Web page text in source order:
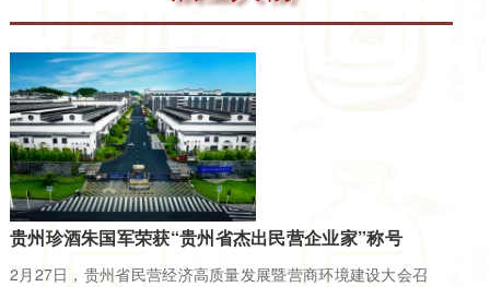
贵州珍酒朱国军荣获“贵州省杰出民营企业家”称号
2月27日，贵州省民营经济高质量发展暨营商环境建设大会召